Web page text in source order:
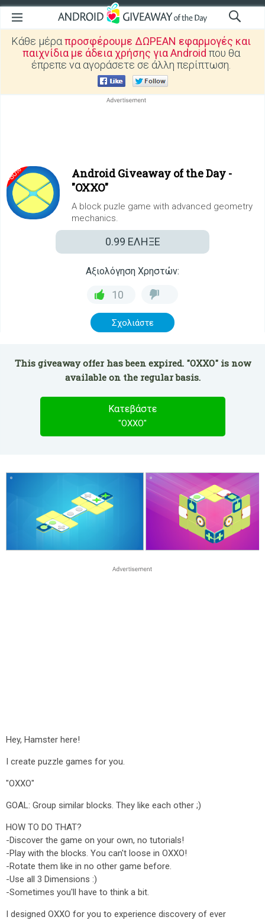
Κάθε μέραπροσφέρουμε ΔΩΡΕΑΝ εφαρμογές και
παιχνίδια με άδεια χρήσης για Android που θα
έπρεπε να αγοράσετε σε άλλη περίπτωση.
Android Giveaway of the Day -
"OXXO"
A block puzle game with advanced geometry
mechanics.
0.99 ΕΛΗΞΕ
Αξιολόγηση Χρηστών:
10
Σχολιάστε
This giveaway offer has been expired. "OXXO" is now
available on the regular basis.
Κατεβάστε
"OXXO"
Hey, Hamster here!
I create puzzle games for you.
"OXXO"
GOAL: Group similar blocks. They like each other ;)
HOW TO DO THAT?
-Discover the game on your own, no tutorials!
-Play with the blocks. You can't loose in OXXO!
-Rotate them like in no other game before.
-Use all 3 Dimensions :)
-Sometimes you'll have to think a bit.
I designed OXXO for you to experience discovery of ever